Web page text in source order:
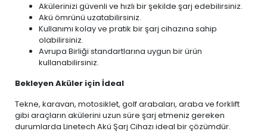
Akülerinizi güvenli ve hızlı bir şekilde şarj edebilirsiniz.
Akü ömrünü uzatabilirsiniz.
Kullanımı kolay ve pratik bir şarj cihazına sahip
olabilirsiniz.
Avrupa Birliği standartlarına uygun bir ürün
kullanabilirsiniz.
Bekleyen Aküler için İdeal
Tekne, karavan, motosiklet, golf arabaları, araba ve forklift
gibi araçların akülerini uzun süre şarj etmeniz gereken
durumlarda Linetech Akü Şarj Cihazı ideal bir çözümdür.